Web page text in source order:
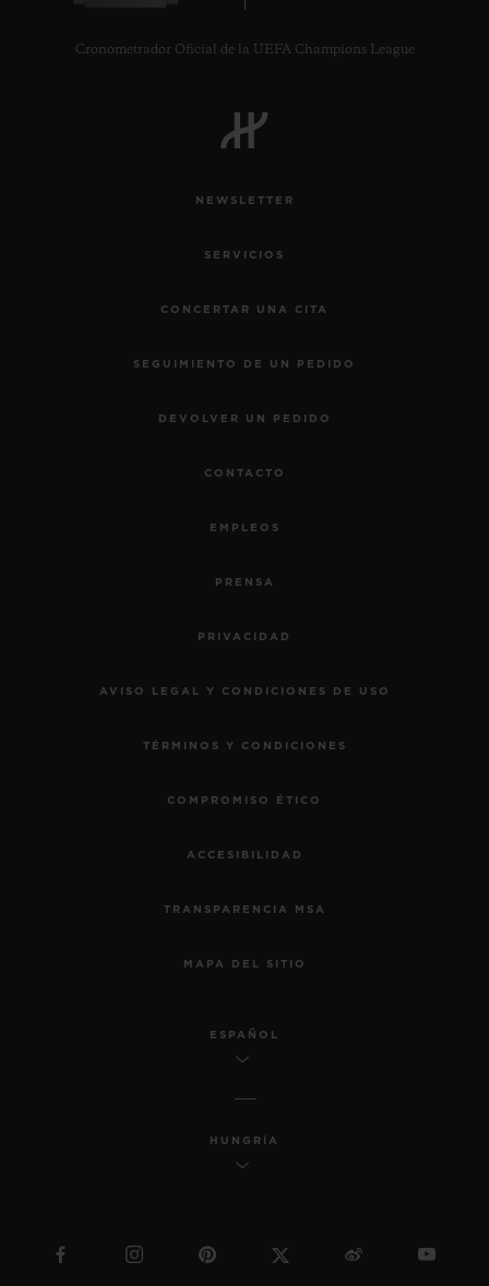
Cronometrador Oficial de la UEFA Champions League
NEWSLETTER
SERVICIOS
CONCERTAR UNA CITA
SEGUIMIENTO DE UN PEDIDO
DEVOLVER UN PEDIDO
CONTACTO
EMPLEOS
PRENSA
PRIVACIDAD
AVISO LEGAL Y CONDICIONES DE USO
TÉRMINOS Y CONDICIONES
COMPROMISO ÉTICO
ACCESIBILIDAD
TRANSPARENCIA MSA
MAPA DEL SITIO
ESPAÑOL
HUNGRÍA